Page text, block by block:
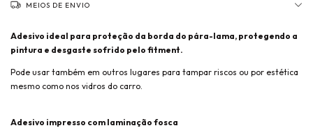
MEIOS DE ENVIO
Adesivo ideal para proteção da borda do pára-lama, protegendo a
pintura e desgaste sofrido pelo fitment.
Pode usar também em outros lugares para tampar riscos ou por estética
mesmo como nos vidros do carro.
Adesivo impresso com laminação fosca